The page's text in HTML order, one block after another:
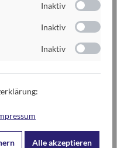
Inaktiv
Inaktiv
Inaktiv
Alle akzeptieren